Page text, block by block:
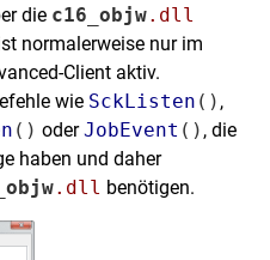
die c16_objw.dll
normalerweise nur im
Client aktiv.
wie SckListen () ,
() oderJobEvent () , die
haben und daher
.dll benötigen.